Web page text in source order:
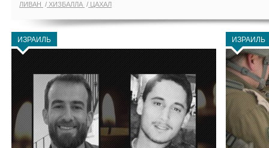
ЛИВАН ХИЗБАЛЛА ЦАХАЛ
ИЗРАИЛЬ ИЗРАИЛЬ